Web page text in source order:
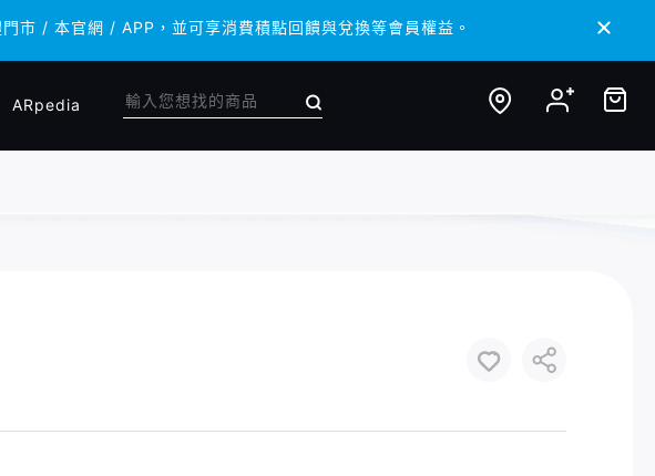
/ 本官網 / APP，並可享消費積點回饋與兌換等會員權益。
/ 本官網 / APP，並可享消費積點回饋與兌換等會員權益。
ARpedia